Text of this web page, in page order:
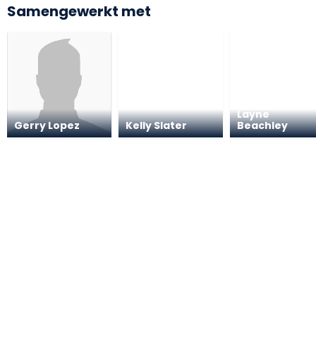
Samengewerkt met
Gerry Lopez Kelly Slater
Layne
Beachley